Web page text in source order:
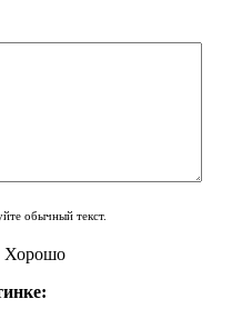
обычный текст.
Хорошо